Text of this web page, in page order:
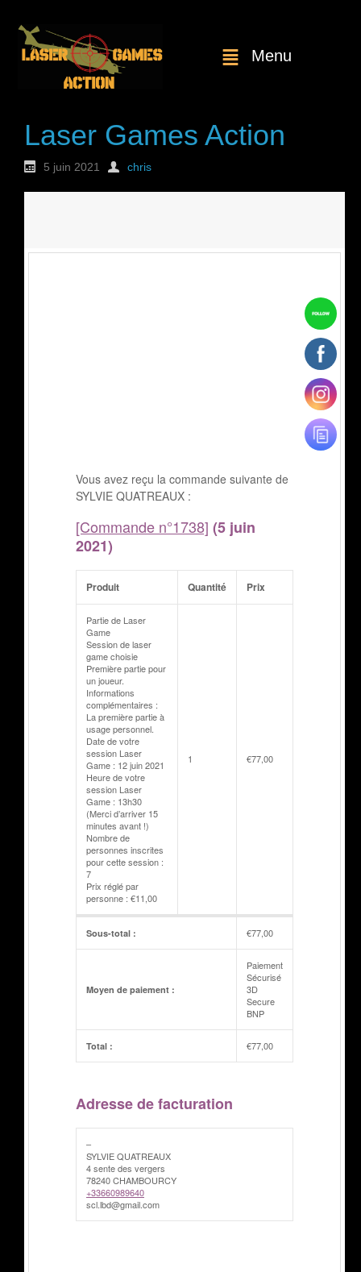
Menu
Laser Games Action
5 juin 2021 chris
Vous avez reçu la commande suivante de
SYLVIE QUATREAUX :
[Commande n°1738] (5 juin
2021)
Produit Quantité Prix
Partie de Laser
Game
Session de laser
game choisie
Première partie pour
un joueur.
Informations
complémentaires :
La première partie à
usage personnel.
Date de votre
session Laser
Game : 12 juin 2021
Heure de votre
session Laser
Game : 13h30
(Merci d’arriver 15
minutes avant !)
Nombre de
personnes inscrites
pour cette session :
7
Prix réglé par
personne : €11,00
1 €77,00
Sous-total : €77,00
Moyen de paiement :
Paiement
Sécurisé
3D
Secure
BNP
Total : €77,00
Adresse de facturation
–
SYLVIE QUATREAUX
4 sente des vergers
78240 CHAMBOURCY
+33660989640
scl.lbd@gmail.com